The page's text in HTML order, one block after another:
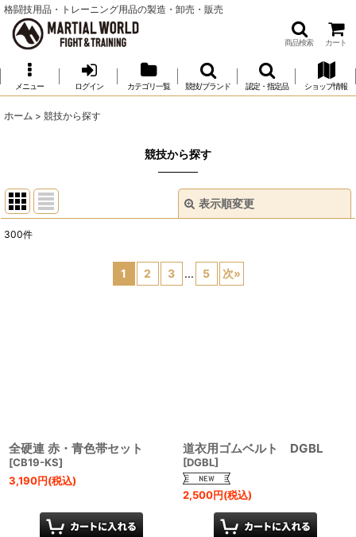
格闘技用品・トレーニング用品の製造・卸売・販売
商品検索 カート
メニュー ログイン カテゴリ一覧 競技/ブランド 認定・指定品 ショップ情報
ホーム > 競技から探す
競技から探す
表示順変更
300件
1 2 3 ... 5 次»
全硬連 赤・青色帯セット
[CB19-KS]
3,190円(税込)
道衣用ゴムベルト DGBL
[DGBL]
2,500円(税込)